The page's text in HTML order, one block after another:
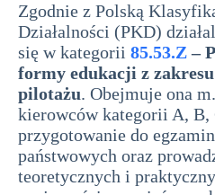
Zgodnie z Polską
Działalności (PKD)
się w kategorii 85.53.Z–
formy edukacji z
pilotażu. Obejmuje ona
kierowców kategorii A, B,
przygotowanie do
państwowych oraz
teoretycznych i